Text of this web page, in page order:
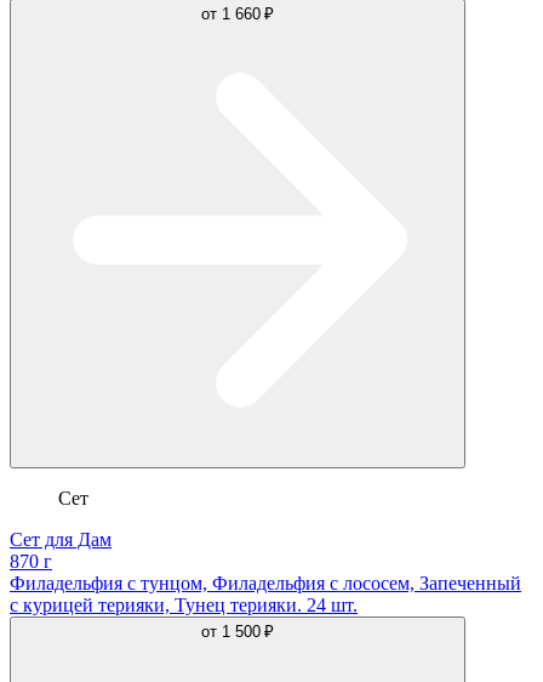
от 1 660 ₽
Сет
Сет для Дам
870 г
Филадельфия с тунцом, Филадельфия с лососем, Запеченный
с курицей терияки, Тунец терияки. 24 шт.
от 1 500 ₽